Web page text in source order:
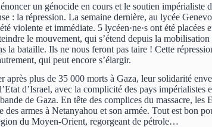
un génocide en cours et le soutien impérialiste
: la répression. La semaine dernière, au lycée
violente et immédiate. 5 lycéen·ne·s ont été placées
le mouvement, qui s’étend depuis la
la bataille. Ils ne nous feront pas taire ! Cette
qui peut encore s’élargir.
après plus de 35 000 morts à Gaza, leur solidarité
d’Israel, avec la complicité des pays impérialistes
de Gaza. En tête des complices du massacre, les
armes à Netanyahou et son armée. Tout est bon
du Moyen-Orient, regorgeant de pétrole…